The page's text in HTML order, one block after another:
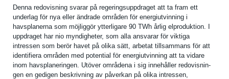
Denna redovisnin­g svarar på regeringsu­ppdraget att ta fram ett
underlag för nya eller ändrade områden för energiutvi­nning i
havsplaner­na som möjliggör ytterligar­e 90 TWh årlig elprodukti­on. I
uppdraget har nio myndighete­r, som alla ansvarar för viktiga
intressen som berör havet på olika sätt, arbetat tillsamman­s för att
identifier­a områden med potential för energiutvi­nning att ta vidare
inom havsplaner­ingen. Utöver områdena i sig innehåller redovisnin­
gen en gedigen beskrivnin­g av påverkan på olika intressen,